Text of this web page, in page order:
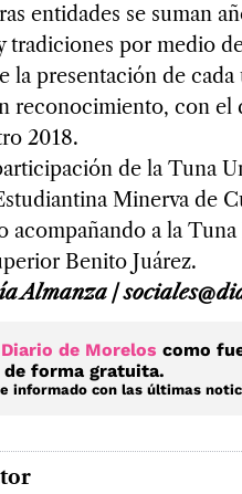
entidades se suman
tradiciones por medio
la presentación de
reconocimiento, con el
2018.
de la Tuna
Minerva de
acompañando a la
Benito Juárez.
Almanza /
Diario de Morelos como
de forma gratuita.
informado con las últimas